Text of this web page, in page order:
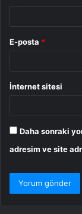
E-posta *
İnternet sitesi
Daha sonraki
adresim ve site